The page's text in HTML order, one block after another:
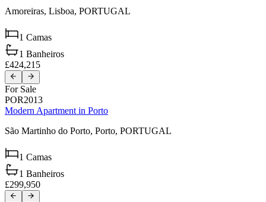
Amoreiras, Lisboa, PORTUGAL
1 Camas
1 Banheiros
£424,215
For Sale
POR2013
Modern Apartment in Porto
São Martinho do Porto, Porto, PORTUGAL
1 Camas
1 Banheiros
£299,950